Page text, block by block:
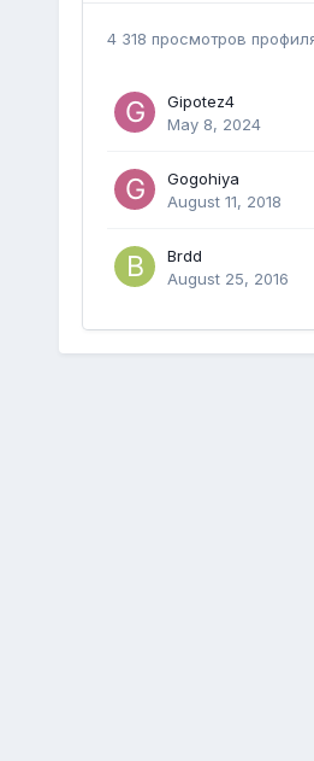
4 318 просмотров
Gipotez4
May 8, 2024
Gogohiya
August 11, 2018
Brdd
August 25, 2016